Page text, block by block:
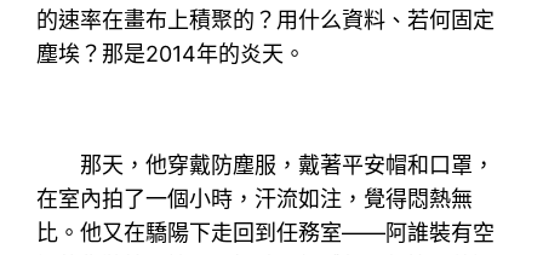
的速率在畫布上積聚的？用什么資料、若何固定
塵埃？那是2014年的炎天。
那天，他穿戴防塵服，戴著平安帽和口罩，
在室內拍了一個小時，汗流如注，覺得悶熱無
比。他又在驕陽下走回到任務室——阿誰裝有空